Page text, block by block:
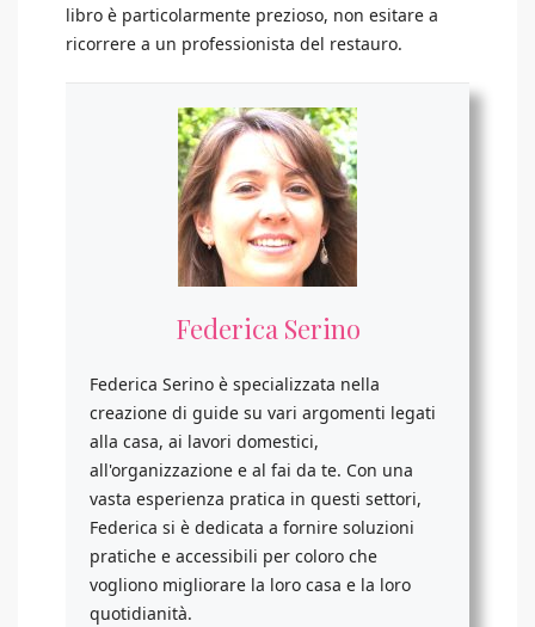
libro è particolarmente prezioso, non esitare a
ricorrere a un professionista del restauro.
Federica Serino
Federica Serino è specializzata nella
creazione di guide su vari argomenti legati
alla casa, ai lavori domestici,
all'organizzazione e al fai da te. Con una
vasta esperienza pratica in questi settori,
Federica si è dedicata a fornire soluzioni
pratiche e accessibili per coloro che
vogliono migliorare la loro casa e la loro
quotidianità.